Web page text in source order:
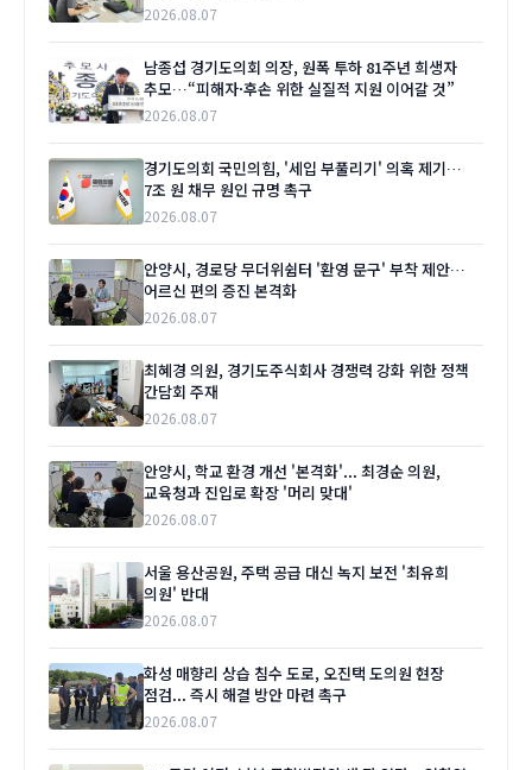
2026.08.07
남종섭 경기도의회 의장, 원폭 투하 81주년 희생자
추모…“피해자·후손 위한 실질적 지원 이어갈 것”
2026.08.07
경기도의회 국민의힘, '세입 부풀리기' 의혹 제기…
7조 원 채무 원인 규명 촉구
2026.08.07
안양시, 경로당 무더위쉼터 '환영 문구' 부착 제안…
어르신 편의 증진 본격화
2026.08.07
최혜경 의원, 경기도주식회사 경쟁력 강화 위한 정책
간담회 주재
2026.08.07
안양시, 학교 환경 개선 '본격화'... 최경순 의원,
교육청과 진입로 확장 '머리 맞대'
2026.08.07
서울 용산공원, 주택 공급 대신 녹지 보전 '최유희
의원' 반대
2026.08.07
화성 매향리 상습 침수 도로, 오진택 도의원 현장
점검... 즉시 해결 방안 마련 촉구
2026.08.07